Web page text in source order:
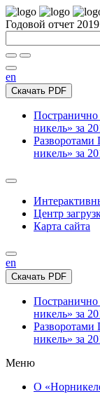
Годовой отчет 2019
en
Скачать PDF
Постранично
никель» за
Разворотами
никель» за
Центр
Карта сайта
en
Скачать PDF
Постранично
никель» за
Разворотами
никель» за
Меню
О